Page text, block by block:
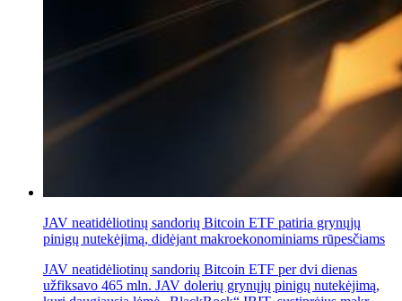
JAV neatidėliotinų sandorių Bitcoin ETF patiria grynųjų
pinigų nutekėjimą, didėjant makroekonominiams rūpesčiams
JAV neatidėliotinų sandorių Bitcoin ETF per dvi dienas
užfiksavo 465 mln. JAV dolerių grynųjų pinigų nutekėjimą,